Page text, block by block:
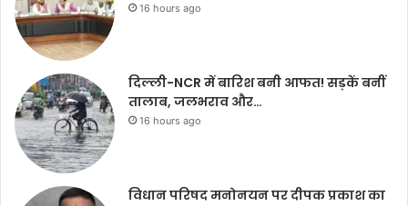
16 hours ago
दिल्ली-NCR में बारिश बनी आफत! सड़कें बनीं
तालाब, जलभराव और…
16 hours ago
विधान परिषद मनोनयन पर दीपक प्रकाश का